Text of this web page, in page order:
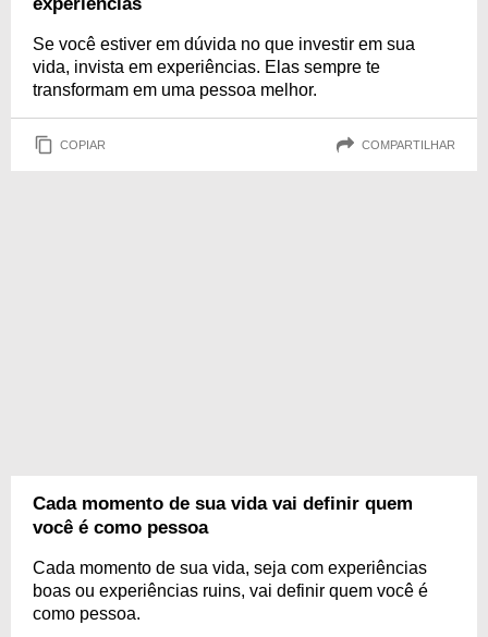
Se você estiver em dúvida no que investir em sua
vida, invista em experiências. Elas sempre te
transformam em uma pessoa melhor.
COPIAR COMPARTILHAR
Cada momento de sua vida vai definir quem
você é como pessoa
Cada momento de sua vida, seja com experiências
boas ou experiências ruins, vai definir quem você é
como pessoa.